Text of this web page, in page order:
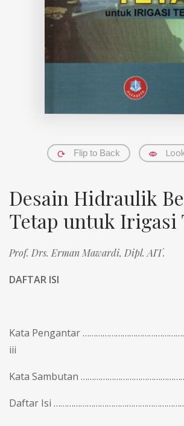
Flip to Back
Desain Hidraulik
Tetap untuk Irigasi
Prof. Drs. Erman Mawardi, Dipl. AIT.
DAFTAR ISI
Kata Pengantar
iii
Kata Sambutan
Daftar Isi